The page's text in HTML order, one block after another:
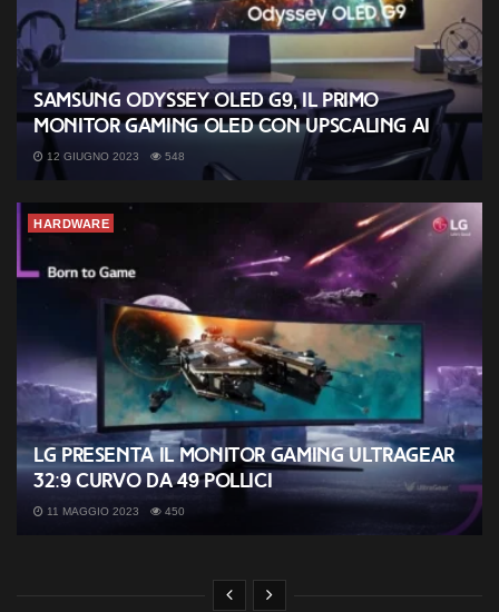
Samsung Odyssey OLED G9, il primo
monitor gaming OLED con upscaling AI
12 GIUGNO 2023 548
HARDWARE
LG presenta il monitor gaming UltraGear
32:9 curvo da 49 pollici
11 MAGGIO 2023 450